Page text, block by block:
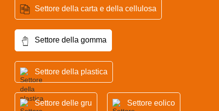
Settore della carta e della cellulosa
Settore della gomma
Settore della plastica
Settore delle gru Settore eolico